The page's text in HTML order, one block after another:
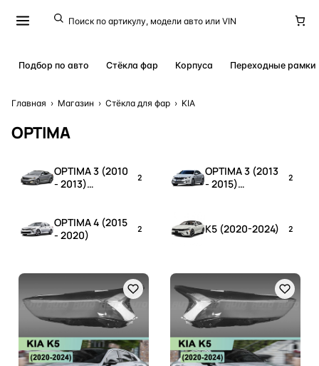
Подбор по авто Стёкла фар Корпуса Переходные рамки
Главная › Магазин › Стёкла для фар › KIA
OPTIMA
OPTIMA 3 (2010
- 2013)
2
OPTIMA 3 (2013
- 2015)
2
OPTIMA 4 (2015
- 2020)
2 K5 (2020-2024) 2